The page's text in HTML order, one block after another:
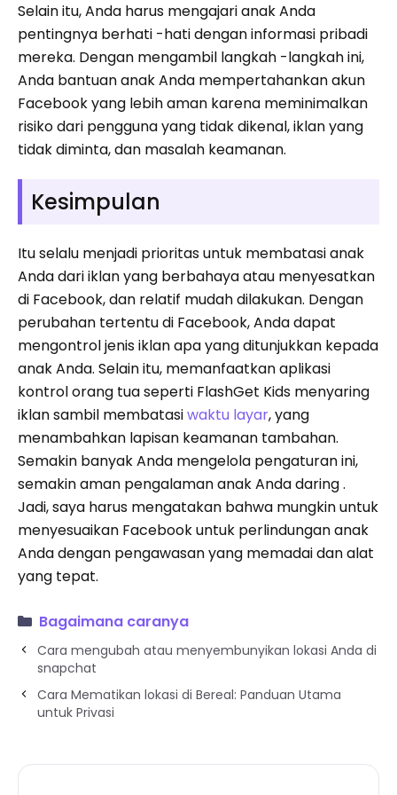
Selain itu, Anda harus mengajari anak Anda
pentingnya berhati -hati dengan informasi pribadi
mereka. Dengan mengambil langkah -langkah ini,
Anda bantuan anak Anda mempertahankan akun
Facebook yang lebih aman karena meminimalkan
risiko dari pengguna yang tidak dikenal, iklan yang
tidak diminta, dan masalah keamanan.
Kesimpulan
Itu selalu menjadi prioritas untuk membatasi anak
Anda dari iklan yang berbahaya atau menyesatkan
di Facebook, dan relatif mudah dilakukan. Dengan
perubahan tertentu di Facebook, Anda dapat
mengontrol jenis iklan apa yang ditunjukkan kepada
anak Anda. Selain itu, memanfaatkan aplikasi
kontrol orang tua seperti FlashGet Kids menyaring
iklan sambil membatasiwaktu layar, yang
menambahkan lapisan keamanan tambahan.
Semakin banyak Anda mengelola pengaturan ini,
semakin aman pengalaman anak Anda daring .
Jadi, saya harus mengatakan bahwa mungkin untuk
menyesuaikan Facebook untuk perlindungan anak
Anda dengan pengawasan yang memadai dan alat
yang tepat.
Bagaimana caranya
Cara mengubah atau menyembunyikan lokasi Anda di
snapchat
Cara Mematikan lokasi di Bereal: Panduan Utama
untuk Privasi